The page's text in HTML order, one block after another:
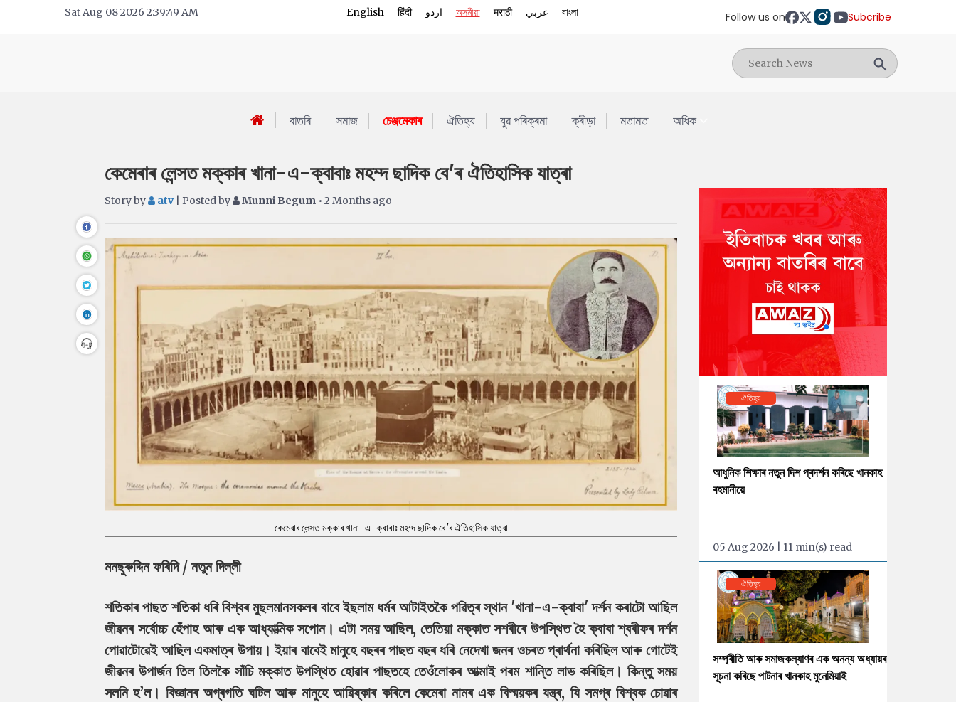
Sat Aug 08 2026 2:39:49 AM English हिंदी اردو অসমীয়া मराठी عربي বাংলা Follow us on Subcribe
বাতৰি সমাজ চেঞ্জমেকাৰ ঐতিহ্য যুৱ পৰিক্ৰমা ক্ৰীড়া মতামত অধিক
কেমেৰাৰ লেন্সত মক্কাৰ খানা-এ-ক্বাবাঃ মহম্দ ছাদিক বে'ৰ ঐতিহাসিক যাত্ৰা
Story by atv| Posted by Munni Begum • 2 Months ago
কেমেৰাৰ লেন্সত মক্কাৰ খানা-এ-ক্বাবাঃ মহম্দ ছাদিক বে'ৰ ঐতিহাসিক যাত্ৰা
মনছুৰুদ্দিন ফৰিদি / নতুন দিল্লী
শতিকাৰ পাছত শতিকা ধৰি বিশ্বৰ মুছলমানসকলৰ বাবে ইছলাম ধৰ্মৰ আটাইতকৈ পৱিত্ৰ স্থান 'খানা-এ-ক্বাবা' দৰ্শন কৰাটো আছিল
জীৱনৰ সৰ্বোচ্চ হেঁপাহ আৰু এক আধ্যাত্মিক সপোন। এটা সময় আছিল, তেতিয়া মক্কাত সশৰীৰে উপস্থিত হৈ ক্বাবা শ্বৰীফৰ দৰ্শন
পোৱাটোৱেই আছিল একমাত্ৰ উপায়। ইয়াৰ বাবেই মানুহে বছৰৰ পাছত বছৰ ধৰি নেদেখা জনৰ ওচৰত প্ৰাৰ্থনা কৰিছিল আৰু গোটেই
জীৱনৰ উপাৰ্জন তিল তিলকৈ সাঁচি মক্কাত উপস্থিত হোৱাৰ পাছতহে তেওঁলোকৰ আত্মাই পৰম শান্তি লাভ কৰিছিল। কিন্তু সময়
সলনি হ’ল। বিজ্ঞানৰ অগ্ৰগতি ঘটিল আৰু মানুহে আৱিষ্কাৰ কৰিলে কেমেৰা নামৰ এক বিস্ময়কৰ যন্ত্ৰ, যি সমগ্ৰ বিশ্বক চোৱাৰ
ঐতিহ্য
আধুনিক শিক্ষাৰ নতুন দিশ প্ৰদৰ্শন কৰিছে খানকাহ
ৰহমানীয়ে
05 Aug 2026 | 11 min(s) read
ঐতিহ্য
সম্প্ৰীতি আৰু সমাজকল্যাণৰ এক অনন্য অধ্যায়ৰ
সূচনা কৰিছে পাটনাৰ খানকাহ মুনেমিয়াই